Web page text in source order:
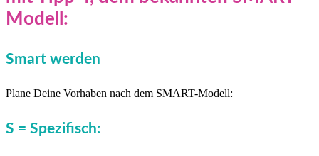
Modell:
Smart werden
Plane Deine Vorhaben nach dem SMART-Modell:
S = Spezifisch: